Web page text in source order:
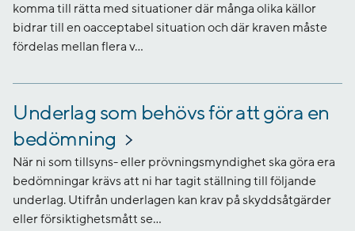
komma till rätta med situationer där många olika källor
bidrar till en oacceptabel situation och där kraven måste
fördelas mellan flera v...
Underlag som behövs för att göra en
bedömning
När ni som tillsyns- eller prövningsmyndighet ska göra era
bedömningar krävs att ni har tagit ställning till följande
underlag. Utifrån underlagen kan krav på skyddsåtgärder
eller försiktighetsmått se...